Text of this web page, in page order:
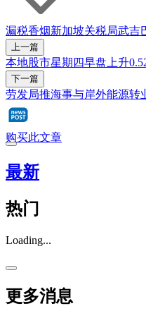
漏税香烟新加坡关税局武吉
上一篇
本地股市星期四早盘上升
下一篇
劳发局推海事与岸外能源转
购买此文章
最新
热门
Loading...
更多消息